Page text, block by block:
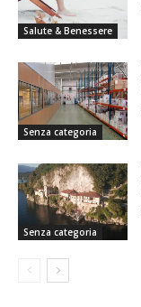
Salute & Benessere
Senza categoria
Senza categoria